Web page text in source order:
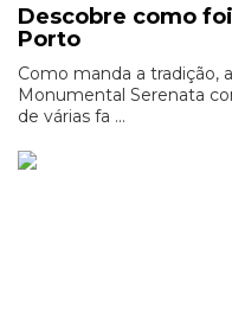
Descobre como
Porto
Como manda a tradição,
Monumental Serenata
de várias fa ...